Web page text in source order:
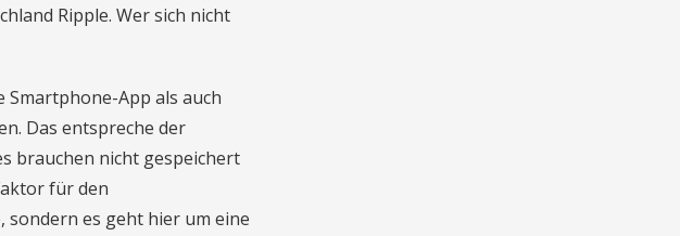
Ripple. Wer sich nicht
App als auch
Das entspreche der
brauchen nicht gespeichert
für den
es geht hier um eine